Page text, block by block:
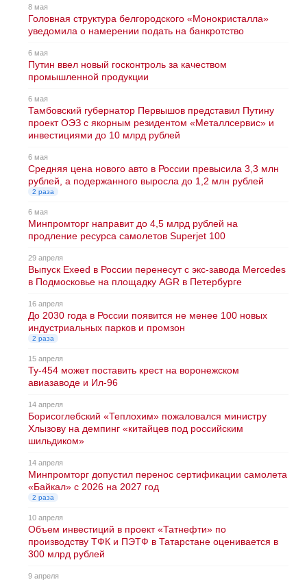
8 мая
Головная структура белгородского «Монокристалла»
уведомила о намерении подать на банкротство
6 мая
Путин ввел новый госконтроль за качеством
промышленной продукции
6 мая
Тамбовский губернатор Первышов представил Путину
проект ОЭЗ с якорным резидентом «Металлсервис» и
инвестициями до 10 млрд рублей
6 мая
Средняя цена нового авто в России превысила 3,3 млн
рублей, а подержанного выросла до 1,2 млн рублей
2 раза
6 мая
Минпромторг направит до 4,5 млрд рублей на
продление ресурса самолетов Superjet 100
29 апреля
Выпуск Exeed в России перенесут с экс-завода Mercedes
в Подмосковье на площадку AGR в Петербурге
16 апреля
До 2030 года в России появится не менее 100 новых
индустриальных парков и промзон
2 раза
15 апреля
Ту-454 может поставить крест на воронежском
авиазаводе и Ил-96
14 апреля
Борисоглебский «Теплохим» пожаловался министру
Хлызову на демпинг «китайцев под российским
шильдиком»
14 апреля
Минпромторг допустил перенос сертификации самолета
«Байкал» с 2026 на 2027 год
2 раза
10 апреля
Объем инвестиций в проект «Татнефти» по
производству ТФК и ПЭТФ в Татарстане оценивается в
300 млрд рублей
9 апреля